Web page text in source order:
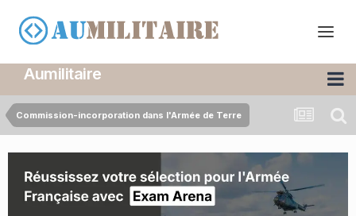
Aumilitaire
Commission-incorporation dans l'Armée de Terre